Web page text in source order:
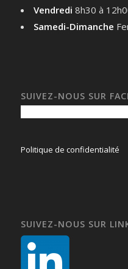
Vendredi 8h30 à
Samedi-Dimanche
SUIVEZ-NOUS SUR
Politique de confidentialité
SUIVEZ-NOUS SUR